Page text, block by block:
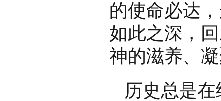
的使命必达
如此之深，
神的滋养、
历史总是